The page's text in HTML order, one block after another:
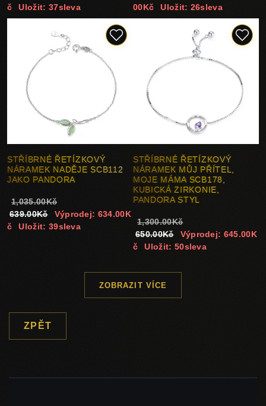
č
Uložit: 37sleva
00Kč
Uložit: 26sleva
STŘÍBRNÉ ŘETÍZKOVÝ
NÁRAMEK NADĚJE SCB112
JAKO PANDORA
1,035.00Kč
639.00Kč
Výprodej: 634.00K
č
Uložit: 39sleva
STŘÍBRNÉ ŘETÍZKOVÝ
NÁRAMEK MŮJ PŘÍTEL,
MOJE MÁMA SCB178,
KUBICKÁ ZIRKONIE,
PANDORA STYL
1,300.00Kč
650.00Kč
Výprodej: 645.00K
č
Uložit: 50sleva
ZOBRAZIT VÍCE
ZPĚT